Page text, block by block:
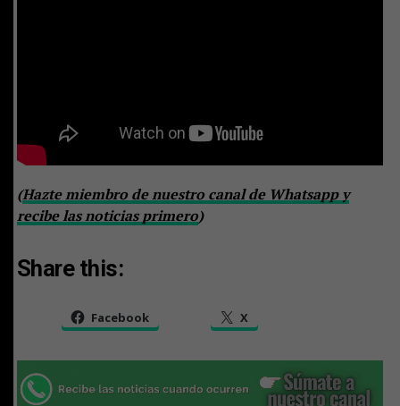
(Hazte miembro de nuestro canal de Whatsapp y
recibe las noticias primero)
Share this:
Facebook X